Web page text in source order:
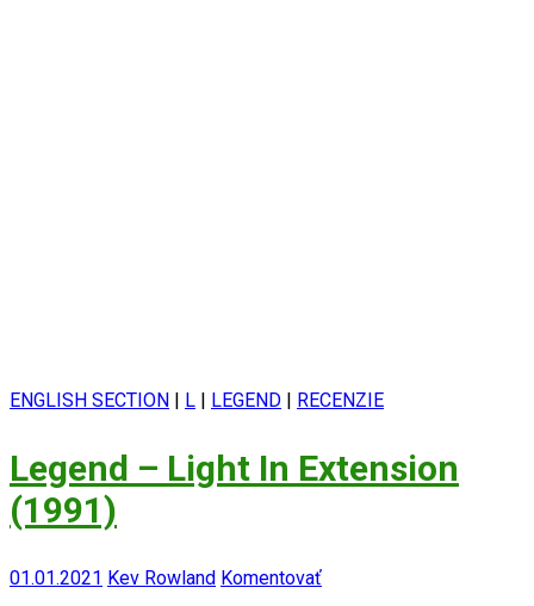
ENGLISH SECTION | L | LEGEND | RECENZIE
Legend – Light In Extension
(1991)
01.01.2021 Kev Rowland Komentovať